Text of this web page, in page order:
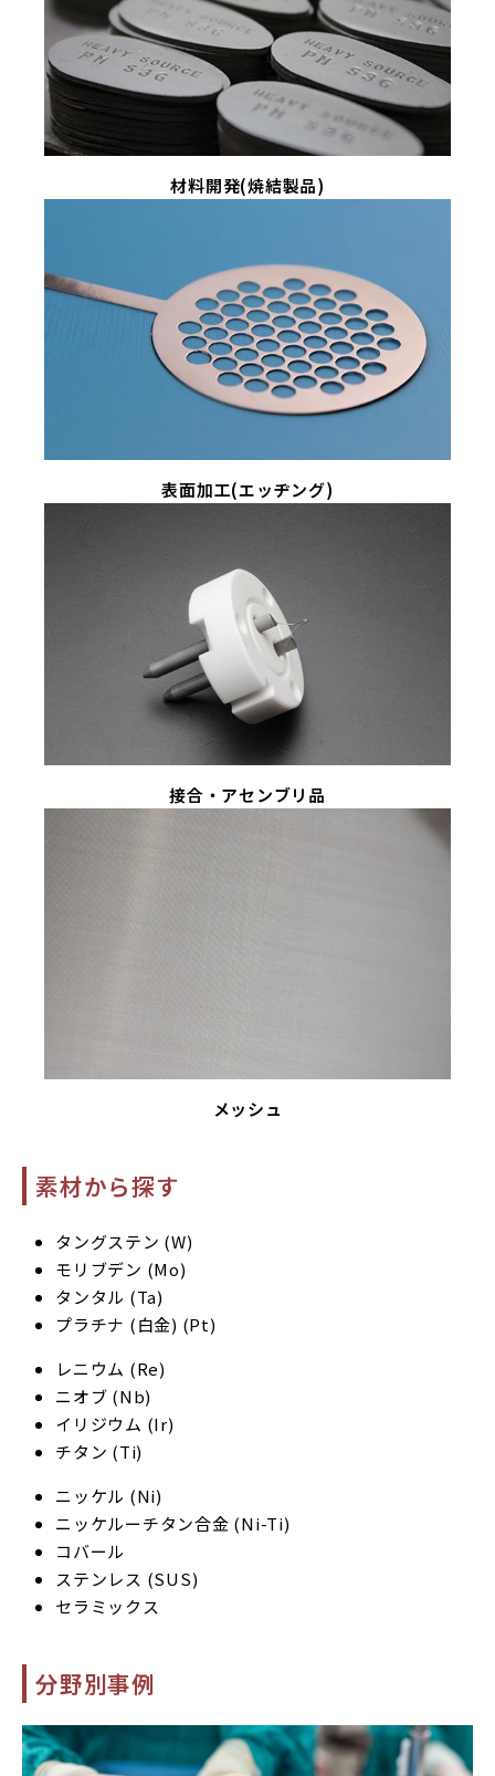
材料開発(焼結製品)
表面加工(エッヂング)
接合・アセンブリ品
メッシュ
素材から探す
タングステン (W)
モリブデン (Mo)
タンタル (Ta)
プラチナ (白金) (Pt)
レニウム (Re)
ニオブ (Nb)
イリジウム (Ir)
チタン (Ti)
ニッケル (Ni)
ニッケルーチタン合金 (Ni-Ti)
コバール
ステンレス (SUS)
セラミックス
分野別事例